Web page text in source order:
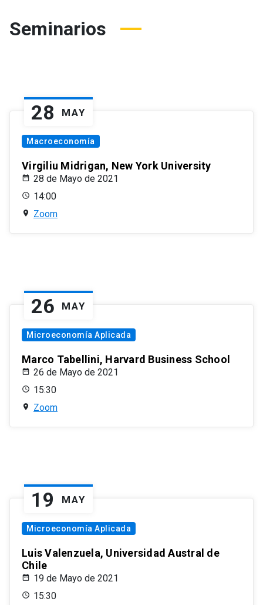
Seminarios
28 MAY
Macroeconomía
Virgiliu Midrigan, New York University
28 de Mayo de 2021
14:00
Zoom
26 MAY
Microeconomía Aplicada
Marco Tabellini, Harvard Business School
26 de Mayo de 2021
15:30
Zoom
19 MAY
Microeconomía Aplicada
Luis Valenzuela, Universidad Austral de
Chile
19 de Mayo de 2021
15:30